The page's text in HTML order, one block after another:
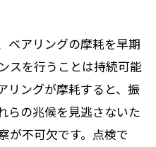
ベアリングの摩耗を早期
スを行うことは持続可能
リングが摩耗すると、振
らの兆候を見逃さないた
が不可欠です。点検で